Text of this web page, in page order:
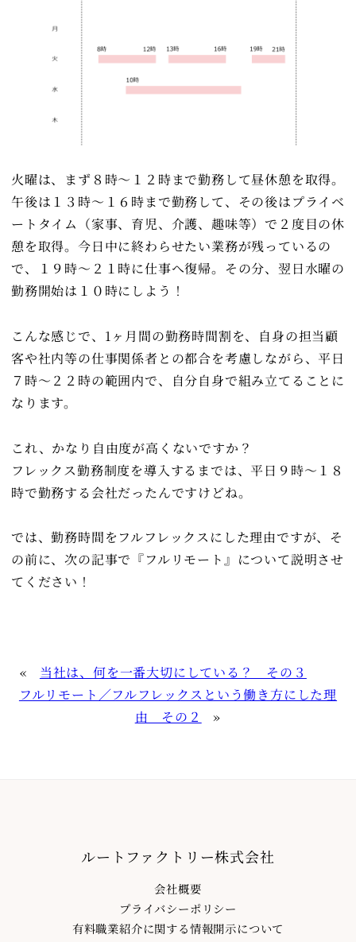
火曜は、まず８時～１２時まで勤務して昼休憩を取得。
午後は１３時～１６時まで勤務して、その後はプライベ
ートタイム（家事、育児、介護、趣味等）で２度目の休
憩を取得。今日中に終わらせたい業務が残っているの
で、１９時～２１時に仕事へ復帰。その分、翌日水曜の
勤務開始は１０時にしよう！
こんな感じで、1ヶ月間の勤務時間割を、自身の担当顧
客や社内等の仕事関係者との都合を考慮しながら、平日
７時～２２時の範囲内で、自分自身で組み立てることに
なります。
これ、かなり自由度が高くないですか？
フレックス勤務制度を導入するまでは、平日９時～１８
時で勤務する会社だったんですけどね。
では、勤務時間をフルフレックスにした理由ですが、そ
の前に、次の記事で『フルリモート』について説明させ
てください！
«
当社は、何を一番大切にしている？ その３
フルリモート／フルフレックスという働き方にした理
由 その２
»
ルートファクトリー株式会社
会社概要
プライバシーポリシー
有料職業紹介に関する情報開示について